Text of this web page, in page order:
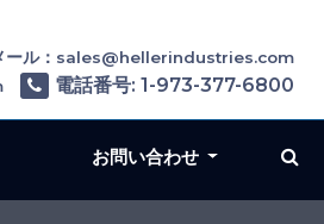
ール：sales@hellerindustries.com
電話番号: 1-973-377-6800
お問い合わせ